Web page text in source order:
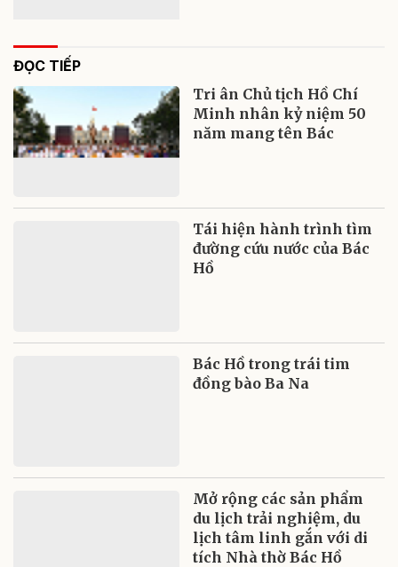
ĐỌC TIẾP
Tri ân Chủ tịch Hồ Chí
Minh nhân kỷ niệm 50
năm mang tên Bác
Tái hiện hành trình tìm
đường cứu nước của Bác
Hồ
Bác Hồ trong trái tim
đồng bào Ba Na
Mở rộng các sản phẩm
du lịch trải nghiệm, du
lịch tâm linh gắn với di
tích Nhà thờ Bác Hồ